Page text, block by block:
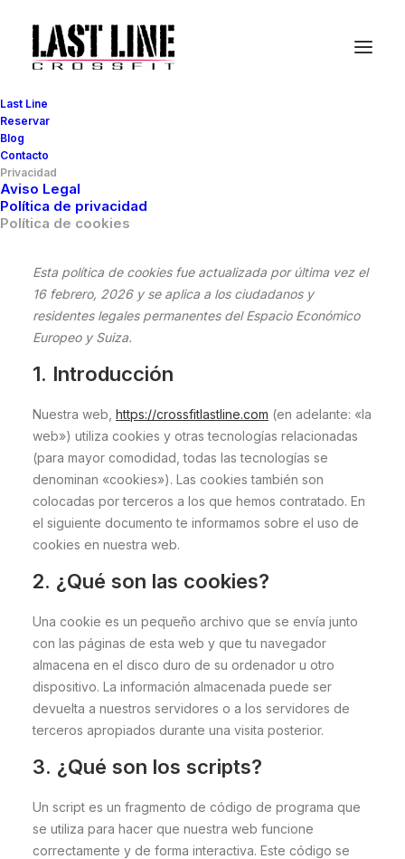
Last Line
Reservar
Blog
Contacto
Privacidad
Aviso Legal
Política de privacidad
Política de cookies
Política de cookies
(UE)
Esta política de cookies fue actualizada por última vez el
16 febrero, 2026 y se aplica a los ciudadanos y
residentes legales permanentes del Espacio Económico
Europeo y Suiza.
1. Introducción
Nuestra web, https://crossfitlastline.com (en adelante: «la
web») utiliza cookies y otras tecnologías relacionadas
(para mayor comodidad, todas las tecnologías se
denominan «cookies»). Las cookies también son
colocadas por terceros a los que hemos contratado. En
el siguiente documento te informamos sobre el uso de
cookies en nuestra web.
2. ¿Qué son las cookies?
Una cookie es un pequeño archivo que se envía junto
con las páginas de esta web y que tu navegador
almacena en el disco duro de su ordenador u otro
dispositivo. La información almacenada puede ser
devuelta a nuestros servidores o a los servidores de
terceros apropiados durante una visita posterior.
3. ¿Qué son los scripts?
Un script es un fragmento de código de programa que
se utiliza para hacer que nuestra web funcione
correctamente y de forma interactiva. Este código se